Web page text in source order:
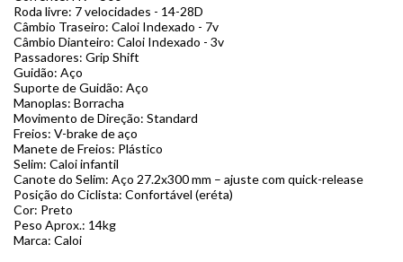
Roda livre: 7 velocidades - 14-28D
Câmbio Traseiro: Caloi Indexado - 7v
Câmbio Dianteiro: Caloi Indexado - 3v
Passadores: Grip Shift
Guidão: Aço
Suporte de Guidão: Aço
Manoplas: Borracha
Movimento de Direção: Standard
Freios: V-brake de aço
Manete de Freios: Plástico
Selim: Caloi infantil
Canote do Selim: Aço 27.2x300 mm – ajuste com quick-release
Posição do Ciclista: Confortável (eréta)
Cor: Preto
Peso Aprox.: 14kg
Marca: Caloi